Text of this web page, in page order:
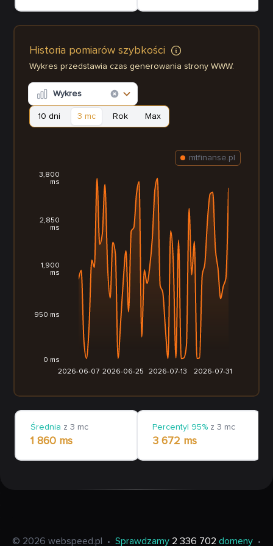
Historia pomiarów szybkości
Wykres przedstawia czas generowania strony WWW.
Wykres
10 dni 3 mc Rok Max
2026-06-07 2026-06-25 2026-07-13 2026-07-31
0 ms
950 ms
1,900
ms
2,850
ms
3,800
ms
mtfinanse.pl
Średnia z 3 mc
1 860 ms
Percentyl 95% z 3 mc
3 672 ms
© 2026 webspeed.pl • Sprawdzamy 2 336 702 domeny •